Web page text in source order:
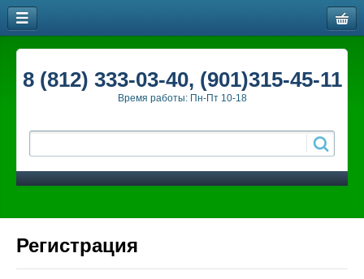
8 (812) 333-03-40, (901)315-45-11
Время работы: Пн-Пт 10-18
Регистрация